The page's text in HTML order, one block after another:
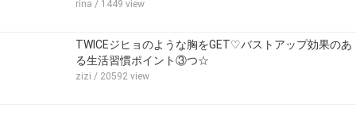
rina / 1449 view
TWICEジヒョのような胸をGET♡バストアップ効果のあ
る生活習慣ポイント③つ☆
zizi / 20592 view